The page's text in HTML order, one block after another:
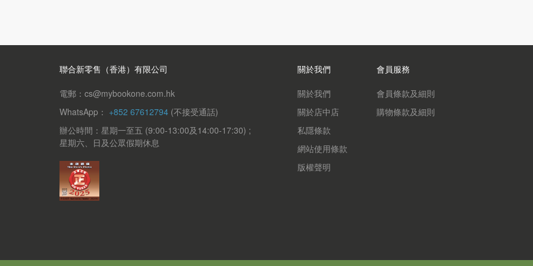
聯合新零售（香港）有限公司
電郵：cs@mybookone.com.hk
WhatsApp： +852 67612794 (不接受通話)
辦公時間：星期一至五 (9:00-13:00及14:00-17:30) ;
星期六、日及公眾假期休息
關於我們
關於我們
關於店中店
私隱條款
網站使用條款
版權聲明
會員服務
會員條款及細則
購物條款及細則